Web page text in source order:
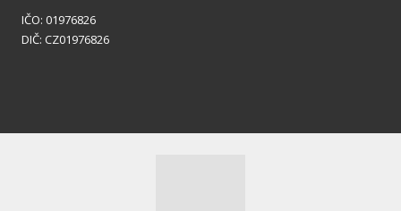
IČO: 01976826
DIČ: CZ01976826